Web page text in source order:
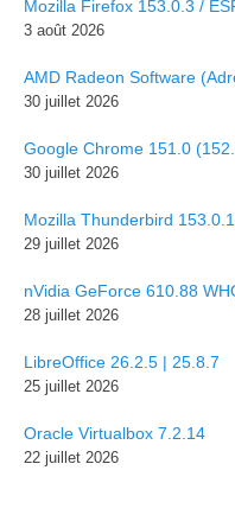
Mozilla Firefox 153.0.3 /
3 août 2026
AMD Radeon Software
30 juillet 2026
Google Chrome 151.0
30 juillet 2026
Mozilla Thunderbird
29 juillet 2026
nVidia GeForce 610.88
28 juillet 2026
LibreOffice 26.2.5 | 25.8.7
25 juillet 2026
Oracle Virtualbox 7.2.14
22 juillet 2026